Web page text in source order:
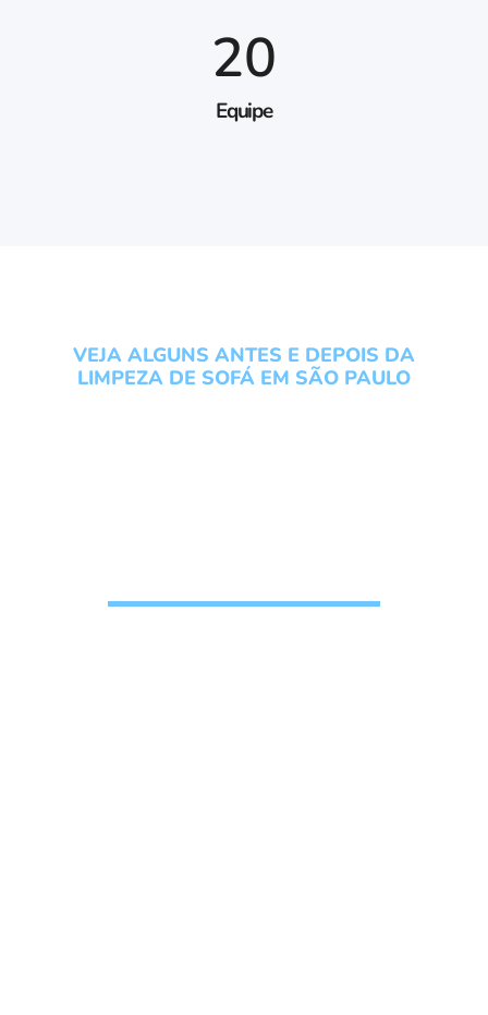
Equipe
20
VEJA ALGUNS ANTES E DEPOIS DA
LIMPEZA DE SOFÁ EM SÃO PAULO